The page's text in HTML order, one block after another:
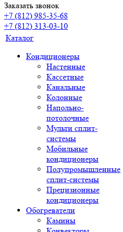
Заказать звонок
+7 (812) 985-35-68
+7 (812) 313-03-10
Каталог
Кондиционеры
Настенные
Кассетные
Канальные
Колонные
Напольно-
потолочные
Мульти сплит-
системы
Мобильные
кондиционеры
Полупромышленные
сплит-системы
Прецизионные
кондиционеры
Обогреватели
Камины